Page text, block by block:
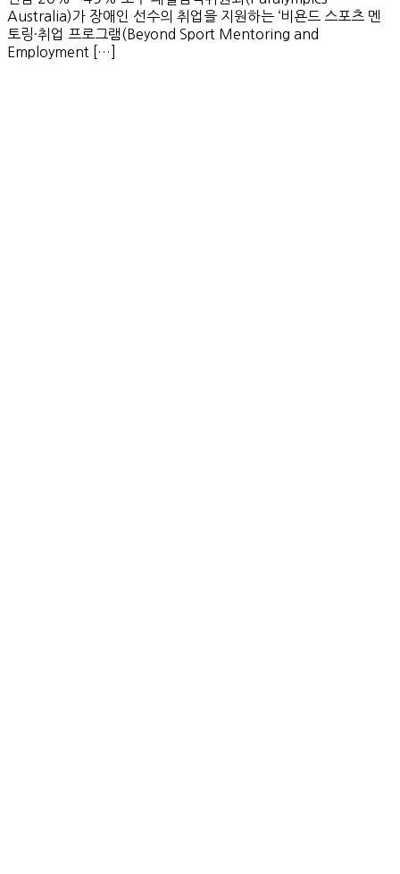
Australia)가 장애인 선수의 취업을 지원하는 ‘비욘드 스포츠 멘
토링·취업 프로그램(Beyond Sport Mentoring and
Employment […]